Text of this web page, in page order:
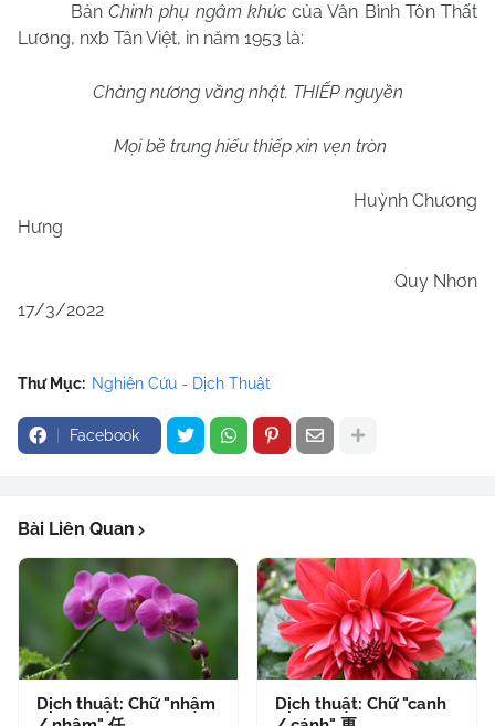
BảnChinh phụ ngâm khúccủa Vân Bình Tôn Thất
Lương, nxb Tân Việt, in năm 1953 là:
Chàng nương vầng nhật. THIẾP nguyền
Mọi bề trung hiếu thiếp xin vẹn tròn
Huỳnh Chương
Hưng
Quy Nhơn
17/3/2022
Thư Mục: Nghiên Cứu - Dịch Thuật
Facebook
Bài Liên Quan
Dịch thuật: Chữ "nhậm
Dịch thuật: Chữ "canh